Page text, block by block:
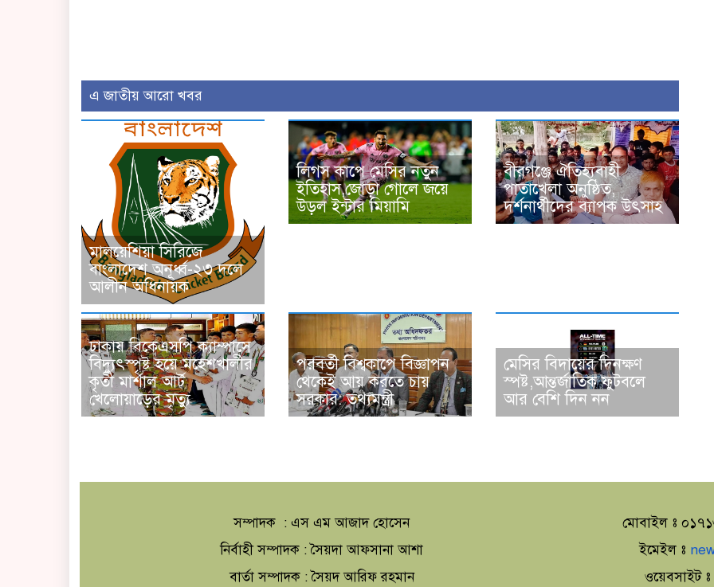
এ জাতীয় আরো খবর
মালয়েশিয়া সিরিজে
বাংলাদেশ অনূর্ধ্ব-২৩ দলে
আলীন অধিনায়ক
লিগস কাপে মেসির নতুন
ইতিহাস,জোড়া গোলে জয়ে
উড়ল ইন্টার মিয়ামি
বীরগঞ্জে ঐতিহ্যবাহী
পাতাখেলা অনুষ্ঠিত,
দর্শনার্থীদের ব্যাপক উৎসাহ
ঢাকায় বিকেএসপি ক্যাম্পাসে
বিদ্যুৎস্পৃষ্ট হয়ে মহেশখালীর
কৃতী মার্শাল আর্ট
খেলোয়াড়ের মৃত্যু
পরবর্তী বিশ্বকাপে বিজ্ঞাপন
থেকেই আয় করতে চায়
সরকার: তথ্যমন্ত্রী
মেসির বিদায়ের দিনক্ষণ
স্পষ্ট,আন্তর্জাতিক ফুটবলে
আর বেশি দিন নন
সম্পাদক : এস এম আজাদ হোসেন
নির্বাহী সম্পাদক : সৈয়দা আফসানা আশা
বার্তা সম্পাদক : সৈয়দ আরিফ রহমান
মোবাইল ঃ
ইমেইল ঃ
ওয়েবসাইট ঃ